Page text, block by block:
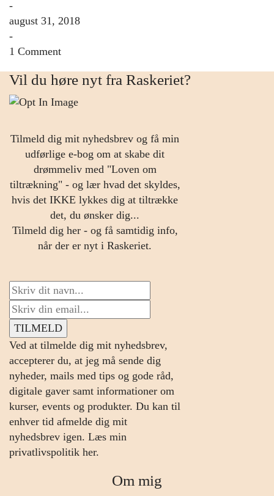
-
august 31, 2018
-
1 Comment
Vil du høre nyt fra Raskeriet?
Tilmeld dig mit nyhedsbrev og få min
udførlige e-bog om at skabe dit
drømmeliv med "Loven om
tiltrækning" - og lær hvad det skyldes,
hvis det IKKE lykkes dig at tiltrække
det, du ønsker dig...
Tilmeld dig her - og få samtidig info,
når der er nyt i Raskeriet.
Ved at tilmelde dig mit nyhedsbrev,
accepterer du, at jeg må sende dig
nyheder, mails med tips og gode råd,
digitale gaver samt informationer om
kurser, events og produkter. Du kan til
enhver tid afmelde dig mit
nyhedsbrev igen. Læs min
privatlivspolitik her.
Om mig